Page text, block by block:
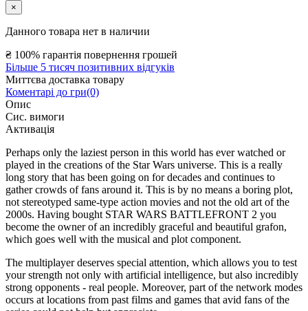
×
Данного товара нет в наличии
₴ 100% гарантія повернення грошей
Більше 5 тисяч позитивних відгуків
Миттєва доставка товару
Коментарі до гри(0)
Опис
Сис. вимоги
Активація
Perhaps only the laziest person in this world has ever watched or
played in the creations of the Star Wars universe. This is a really
long story that has been going on for decades and continues to
gather crowds of fans around it. This is by no means a boring plot,
not stereotyped same-type action movies and not the old art of the
2000s. Having bought STAR WARS BATTLEFRONT 2 you
become the owner of an incredibly graceful and beautiful grafon,
which goes well with the musical and plot component.
The multiplayer deserves special attention, which allows you to test
your strength not only with artificial intelligence, but also incredibly
strong opponents - real people. Moreover, part of the network modes
occurs at locations from past films and games that avid fans of the